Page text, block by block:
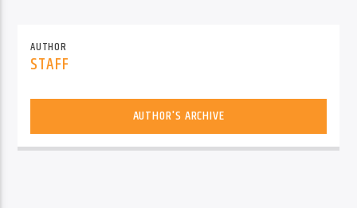
AUTHOR
STAFF
AUTHOR'S ARCHIVE